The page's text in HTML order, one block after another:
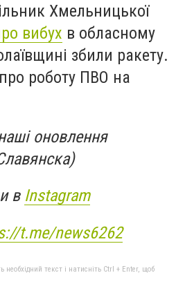
Хмельницької
вибух в обласному
збили ракету.
роботу ПВО на
оновлення
в Instagram
t.me/news6262
текст і натисніть Ctrl + Enter, щоб